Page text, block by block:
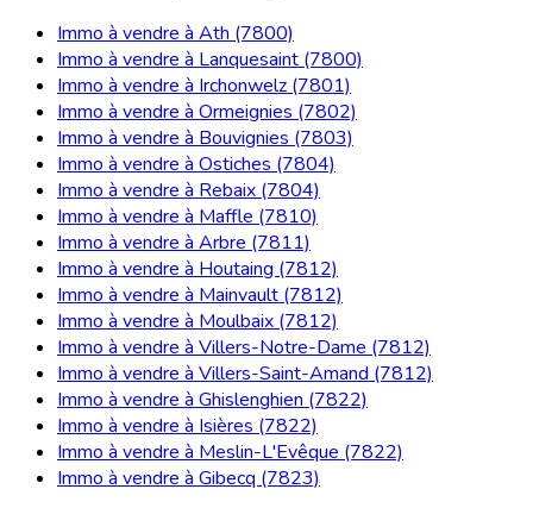
Immo à vendre à Ath (7800)
Immo à vendre à Lanquesaint (7800)
Immo à vendre à Irchonwelz (7801)
Immo à vendre à Ormeignies (7802)
Immo à vendre à Bouvignies (7803)
Immo à vendre à Ostiches (7804)
Immo à vendre à Rebaix (7804)
Immo à vendre à Maffle (7810)
Immo à vendre à Arbre (7811)
Immo à vendre à Houtaing (7812)
Immo à vendre à Mainvault (7812)
Immo à vendre à Moulbaix (7812)
Immo à vendre à Villers-Notre-Dame (7812)
Immo à vendre à Villers-Saint-Amand (7812)
Immo à vendre à Ghislenghien (7822)
Immo à vendre à Isières (7822)
Immo à vendre à Meslin-L'Evêque (7822)
Immo à vendre à Gibecq (7823)